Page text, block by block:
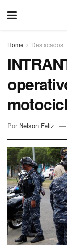
Home Destacados
Por Nelson Feliz